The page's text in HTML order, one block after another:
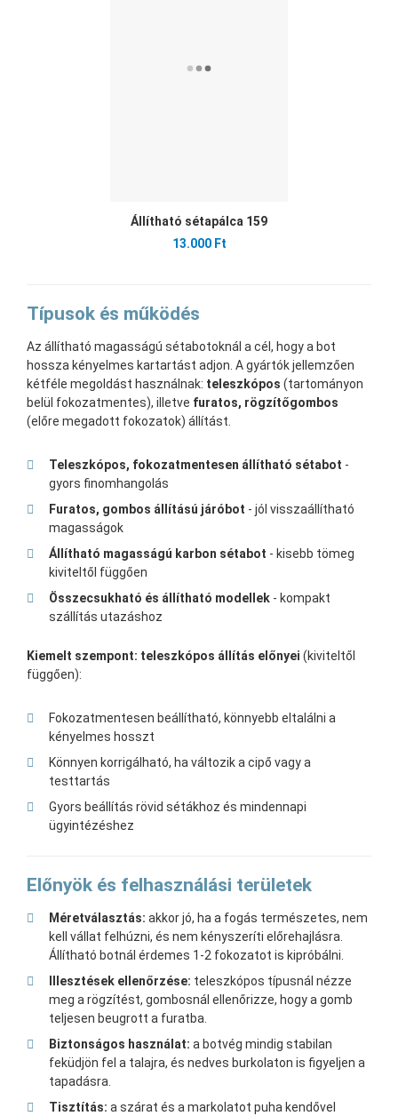
Állítható sétapálca 159
13.000 Ft
Típusok és működés
Az állítható magasságú sétabotoknál a cél, hogy a bot
hossza kényelmes kartartást adjon. A gyártók jellemzően
kétféle megoldást használnak: teleszkópos (tartományon
belül fokozatmentes), illetve furatos, rögzítőgombos
(előre megadott fokozatok) állítást.
Teleszkópos, fokozatmentesen állítható sétabot -
gyors finomhangolás
Furatos, gombos állítású járóbot - jól visszaállítható
magasságok
Állítható magasságú karbon sétabot - kisebb tömeg
kiviteltől függően
Összecsukható és állítható modellek - kompakt
szállítás utazáshoz
Kiemelt szempont: teleszkópos állítás előnyei (kiviteltől
függően):
Fokozatmentesen beállítható, könnyebb eltalálni a
kényelmes hosszt
Könnyen korrigálható, ha változik a cipő vagy a
testtartás
Gyors beállítás rövid sétákhoz és mindennapi
ügyintézéshez
Előnyök és felhasználási területek
Méretválasztás: akkor jó, ha a fogás természetes, nem
kell vállat felhúzni, és nem kényszeríti előrehajlásra.
Állítható botnál érdemes 1-2 fokozatot is kipróbálni.
Illesztések ellenőrzése: teleszkópos típusnál nézze
meg a rögzítést, gombosnál ellenőrizze, hogy a gomb
teljesen beugrott a furatba.
Biztonságos használat: a botvég mindig stabilan
feküdjön fel a talajra, és nedves burkolaton is figyeljen a
tapadásra.
Tisztítás: a szárat és a markolatot puha kendővel